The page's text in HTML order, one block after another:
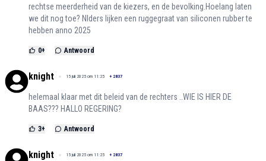
rechtse meerderheid van de kiezers, en de bevolking.Hoelang laten
we dit nog toe? Nlders lijken een ruggegraat van siliconen rubber te
hebben anno 2025
0+ Antwoord
knight 15 juli 2025 om 11:25 + 2837
helemaal klaar met dit beleid van de rechters ..WIE IS HIER DE
BAAS??? HALLO REGERING?
3+ Antwoord
knight 15 juli 2025 om 11:25 + 2837